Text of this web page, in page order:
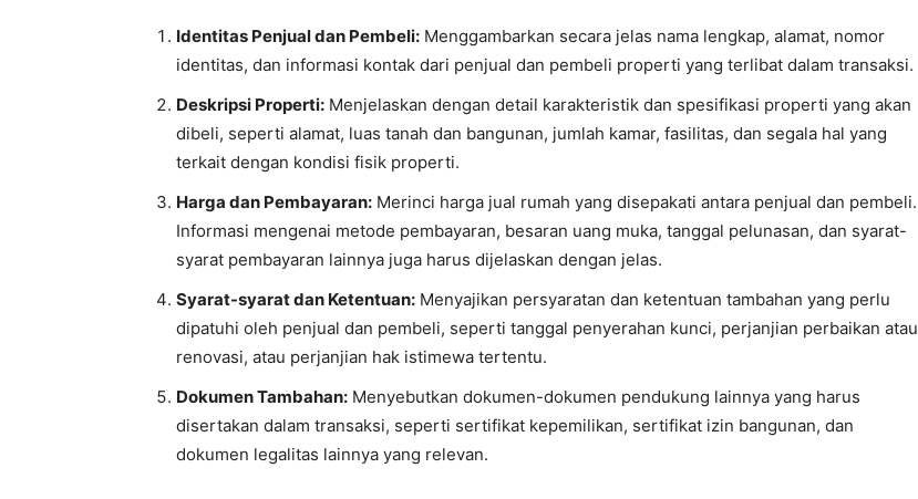
Identitas Penjual dan Pembeli: Menggambarkan secara jelas nama lengkap, alamat, nomor
identitas, dan informasi kontak dari penjual dan pembeli properti yang terlibat dalam transaksi.
Deskripsi Properti: Menjelaskan dengan detail karakteristik dan spesifikasi properti yang akan
dibeli, seperti alamat, luas tanah dan bangunan, jumlah kamar, fasilitas, dan segala hal yang
terkait dengan kondisi fisik properti.
Harga dan Pembayaran: Merinci harga jual rumah yang disepakati antara penjual dan pembeli.
Informasi mengenai metode pembayaran, besaran uang muka, tanggal pelunasan, dan syarat-
syarat pembayaran lainnya juga harus dijelaskan dengan jelas.
Syarat-syarat dan Ketentuan: Menyajikan persyaratan dan ketentuan tambahan yang perlu
dipatuhi oleh penjual dan pembeli, seperti tanggal penyerahan kunci, perjanjian perbaikan atau
renovasi, atau perjanjian hak istimewa tertentu.
Dokumen Tambahan: Menyebutkan dokumen-dokumen pendukung lainnya yang harus
disertakan dalam transaksi, seperti sertifikat kepemilikan, sertifikat izin bangunan, dan
dokumen legalitas lainnya yang relevan.